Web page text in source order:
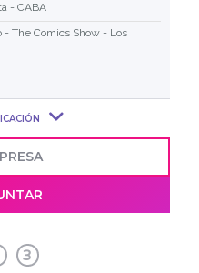
- CABA
- The Comics Show - Los
3